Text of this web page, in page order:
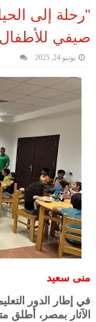
"رحلة إلى
صيفي
يونيو 24, 2025
منى سعيد
في إطار الدور
الآثار بمصر، أطلق